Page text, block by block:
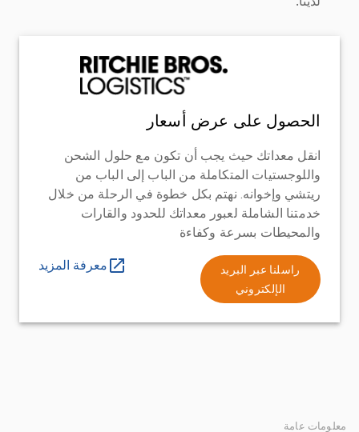
الحصول على عرض أسعار
انقل معداتك حيث يجب أن تكون مع حلول الشحن
واللوجستيات المتكاملة من الباب إلى الباب من
ريتشي وإخوانه. نهتم بكل خطوة في الرحلة من خلال
خدمتنا الشاملة لعبور معداتك للحدود والقارات
والمحيطات بسرعة وكفاءة
راسلنا عبر البريد
الإلكتروني
معرفة المزيد
معلومات عامة